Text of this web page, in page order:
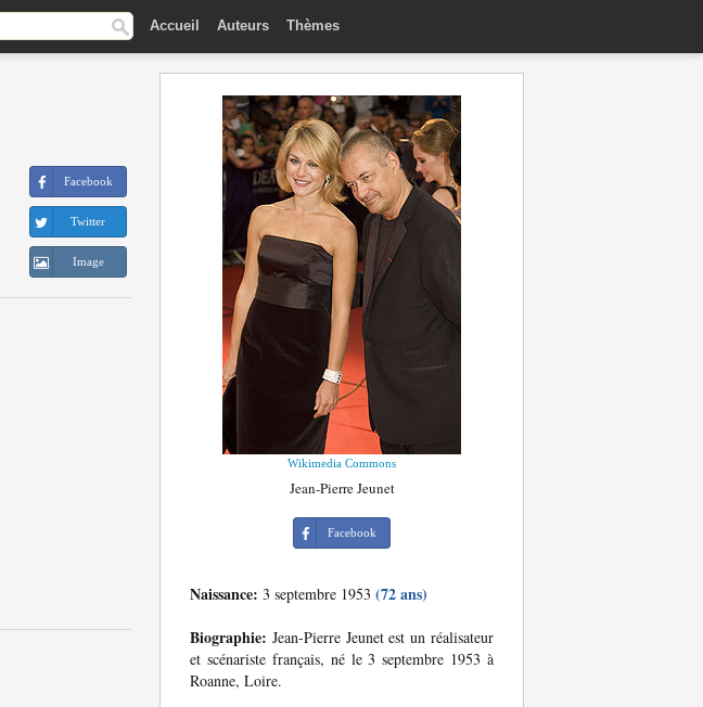
Accueil Auteurs Thèmes
Facebook
Twitter
Image
Wikimedia Commons
Jean-Pierre Jeunet
Facebook
Naissance: 3 septembre 1953 (72 ans)
Biographie: Jean-Pierre Jeunet est un réalisateur
et scénariste français, né le 3 septembre 1953 à
Roanne, Loire.